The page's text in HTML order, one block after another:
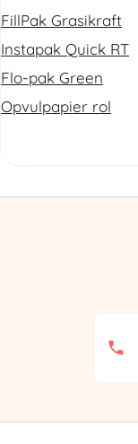
FillPak Grasikraft
Instapak Quick RT
Flo-pak Green
Opvulpapier rol